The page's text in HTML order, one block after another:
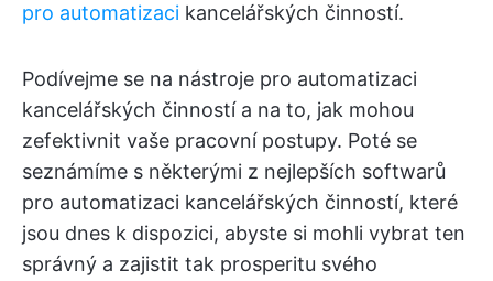
pro automatizaci kancelářských činností.
Podívejme se na nástroje pro automatizaci
kancelářských činností a na to, jak mohou
zefektivnit vaše pracovní postupy. Poté se
seznámíme s některými z nejlepších softwarů
pro automatizaci kancelářských činností, které
jsou dnes k dispozici, abyste si mohli vybrat ten
správný a zajistit tak prosperitu svého